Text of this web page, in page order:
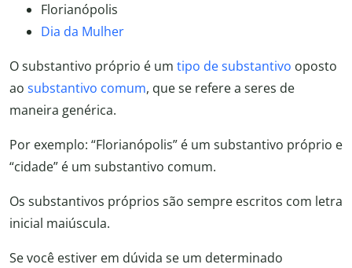
Florianópolis
Dia da Mulher
O substantivo próprio é um tipo de substantivo oposto
ao substantivo comum, que se refere a seres de
maneira genérica.
Por exemplo: “Florianópolis” é um substantivo próprio e
“cidade” é um substantivo comum.
Os substantivos próprios são sempre escritos com letra
inicial maiúscula.
Se você estiver em dúvida se um determinado